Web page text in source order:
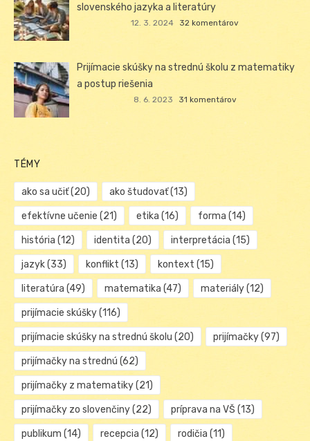
slovenského jazyka a literatúry
12. 3. 2024 32 komentárov
Prijímacie skúšky na strednú školu z matematiky
a postup riešenia
8. 6. 2023 31 komentárov
TÉMY
ako sa učiť(20) ako študovať(13)
efektívne učenie (21) etika (16) forma (14)
história (12) identita (20) interpretácia (15)
jazyk(33) konflikt (13) kontext (15)
literatúra (49) matematika (47) materiály(12)
prijímacie skúšky(116)
prijímacie skúšky na strednú školu (20) prijímačky(97)
prijímačky na strednú (62)
prijímačky z matematiky(21)
prijímačky zo slovenčiny(22) príprava na VŠ (13)
publikum (14) recepcia (12) rodičia (11)